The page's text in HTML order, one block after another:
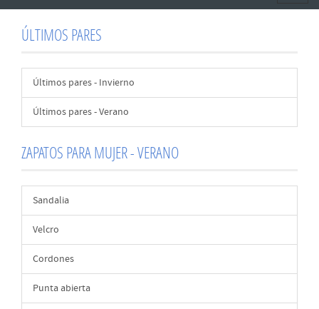
ÚLTIMOS PARES
Últimos pares - Invierno
Últimos pares - Verano
ZAPATOS PARA MUJER - VERANO
Sandalia
Velcro
Cordones
Punta abierta